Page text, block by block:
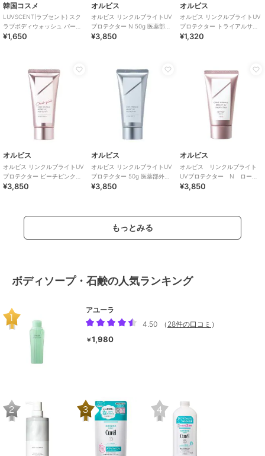
韓国コスメ
LUVSCENT(ラブセント) スク
ラブボディウォッシュ バース
デイケーキ ラズベリーバニラ
¥1,650
オルビス
オルビス リンクルブライトUV
プロテクター N 50g 医薬部外
品（顔用日焼け止め）
¥3,850
オルビス
オルビス リンクルブライトUV
プロテクター トライアルサイ
ズ 15g 医薬部外品 （顔用日焼
¥1,320
オルビス
オルビス リンクルブライトUV
プロテクター ピーチピンク
50g 医薬部外品 （顔用日焼け
¥3,850
オルビス
オルビス リンクルブライトUV
プロテクター 50g 医薬部外品
（顔用日焼け止め）
¥3,850
オルビス
オルビス リンクルブライト
UVプロテクター N ローズ
50g 医薬部外品（顔用日焼け
¥3,850
もっとみる
ボディソープ・石鹸の人気ランキング
アユーラ
4.50
（ 28件の口コミ ）
￥1,980